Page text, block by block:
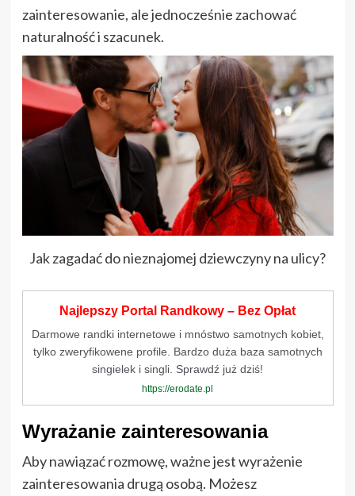
zainteresowanie, ale jednocześnie zachować
naturalność i szacunek.
Jak zagadać do nieznajomej dziewczyny na ulicy?
Najlepszy Portal Randkowy – Bez Opłat
Darmowe randki internetowe i mnóstwo samotnych kobiet,
tylko zweryfikowene profile. Bardzo duża baza samotnych
singielek i singli. Sprawdź już dziś!
https://erodate.pl
Wyrażanie zainteresowania
Aby nawiązać rozmowę, ważne jest wyrażenie
zainteresowania drugą osobą. Możesz